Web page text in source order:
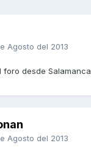
Agosto del 2013
desde Salamanca
Agosto del 2013